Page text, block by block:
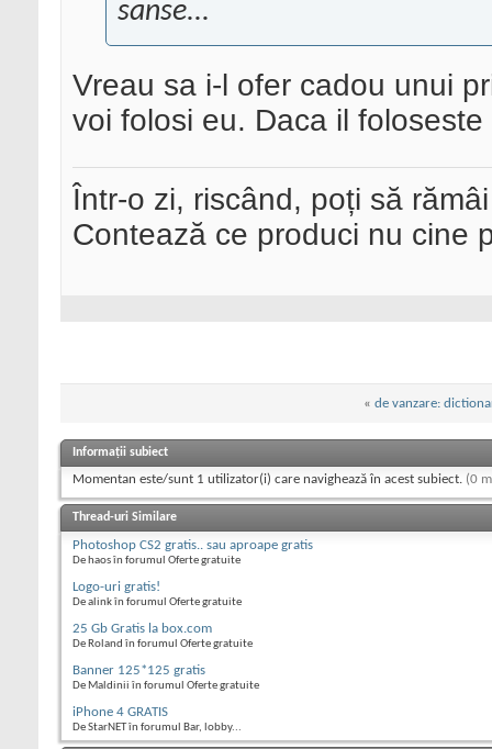
sanse...
Vreau sa i-l ofer cadou unui
voi folosi eu. Daca il
Într-o zi, riscând, poți să
Contează ce produci nu cine
« de vanzare:
Informații subiect
Momentan este/sunt 1 utilizator(i) care navighează în acest subiect. (0
Thread-uri Similare
Photoshop CS2 gratis.. sau aproape gratis
De haos în forumul Oferte gratuite
Logo-uri gratis!
De alink în forumul Oferte gratuite
25 Gb Gratis la box.com
De Roland în forumul Oferte gratuite
Banner 125*125 gratis
De Maldinii în forumul Oferte gratuite
iPhone 4 GRATIS
De StarNET în forumul Bar, lobby...